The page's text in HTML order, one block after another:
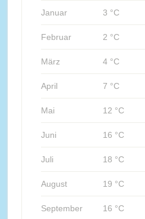
Januar 3 °C
Februar 2 °C
März 4 °C
April 7 °C
Mai 12 °C
Juni 16 °C
Juli 18 °C
August 19 °C
September 16 °C